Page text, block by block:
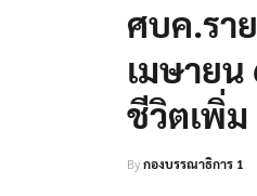
ศบค.รา
เมษายน
ชีวิตเพิ่ม
Byกองบรรณาธิการ 1